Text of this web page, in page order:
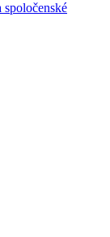
spoločenské